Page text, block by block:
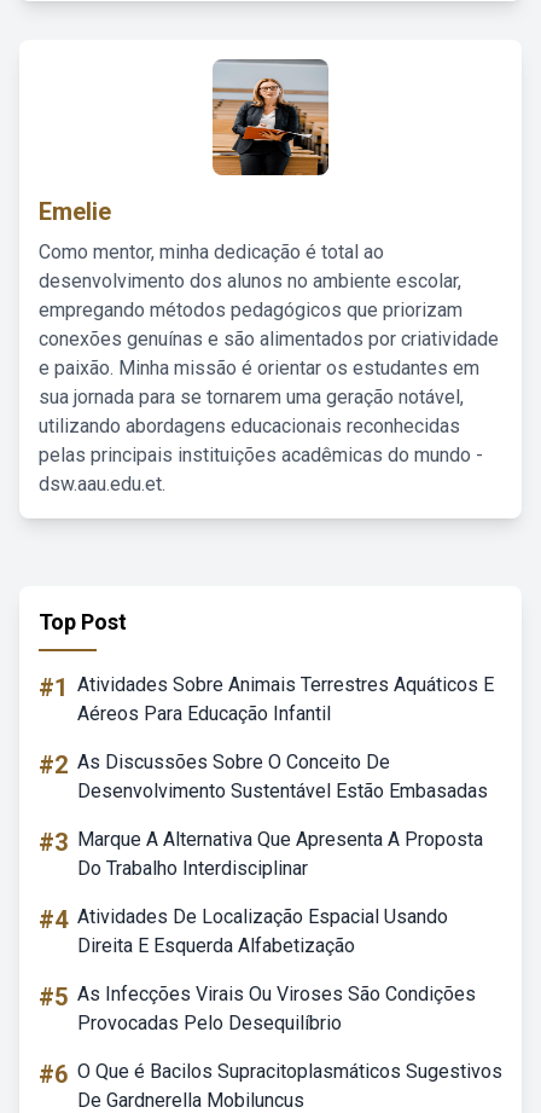
Emelie
Como mentor, minha dedicação é total ao
desenvolvimento dos alunos no ambiente escolar,
empregando métodos pedagógicos que priorizam
conexões genuínas e são alimentados por criatividade
e paixão. Minha missão é orientar os estudantes em
sua jornada para se tornarem uma geração notável,
utilizando abordagens educacionais reconhecidas
pelas principais instituições acadêmicas do mundo -
dsw.aau.edu.et.
Top Post
#1 Atividades Sobre Animais Terrestres Aquáticos E
Aéreos Para Educação Infantil
#2 As Discussões Sobre O Conceito De
Desenvolvimento Sustentável Estão Embasadas
#3 Marque A Alternativa Que Apresenta A Proposta
Do Trabalho Interdisciplinar
#4 Atividades De Localização Espacial Usando
Direita E Esquerda Alfabetização
#5 As Infecções Virais Ou Viroses São Condições
Provocadas Pelo Desequilíbrio
#6 O Que é Bacilos Supracitoplasmáticos Sugestivos
De Gardnerella Mobiluncus